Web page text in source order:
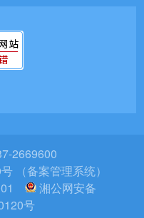
2669600
（备案管理系统）
湘公网安备
号